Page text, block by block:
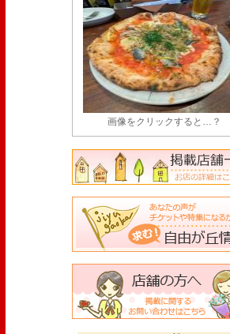
画像をクリックすると…？